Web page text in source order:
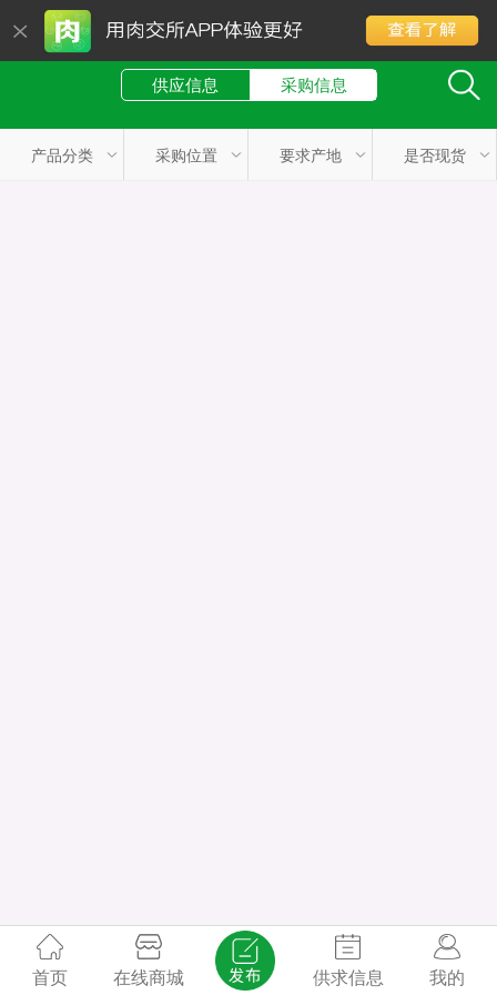
供应信息 采购信息
产品分类 采购位置 要求产地 是否现货
首页 在线商城 供求信息 我的